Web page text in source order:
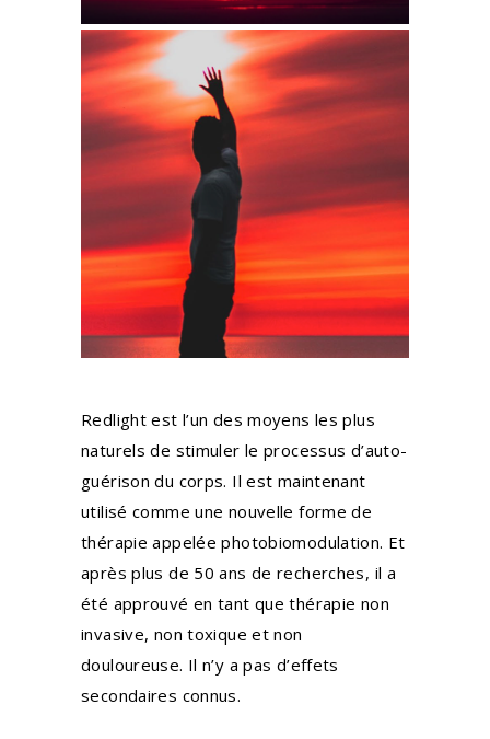
Redlight est l’un des moyens les plus
naturels de stimuler le processus d’auto-
guérison du corps. Il est maintenant
utilisé comme une nouvelle forme de
thérapie appelée photobiomodulation. Et
après plus de 50 ans de recherches, il a
été approuvé en tant que thérapie non
invasive, non toxique et non
douloureuse. Il n’y a pas d’effets
secondaires connus.